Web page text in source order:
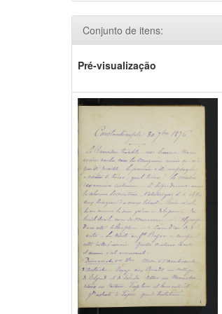
Conjunto de itens:
Pré-visualização